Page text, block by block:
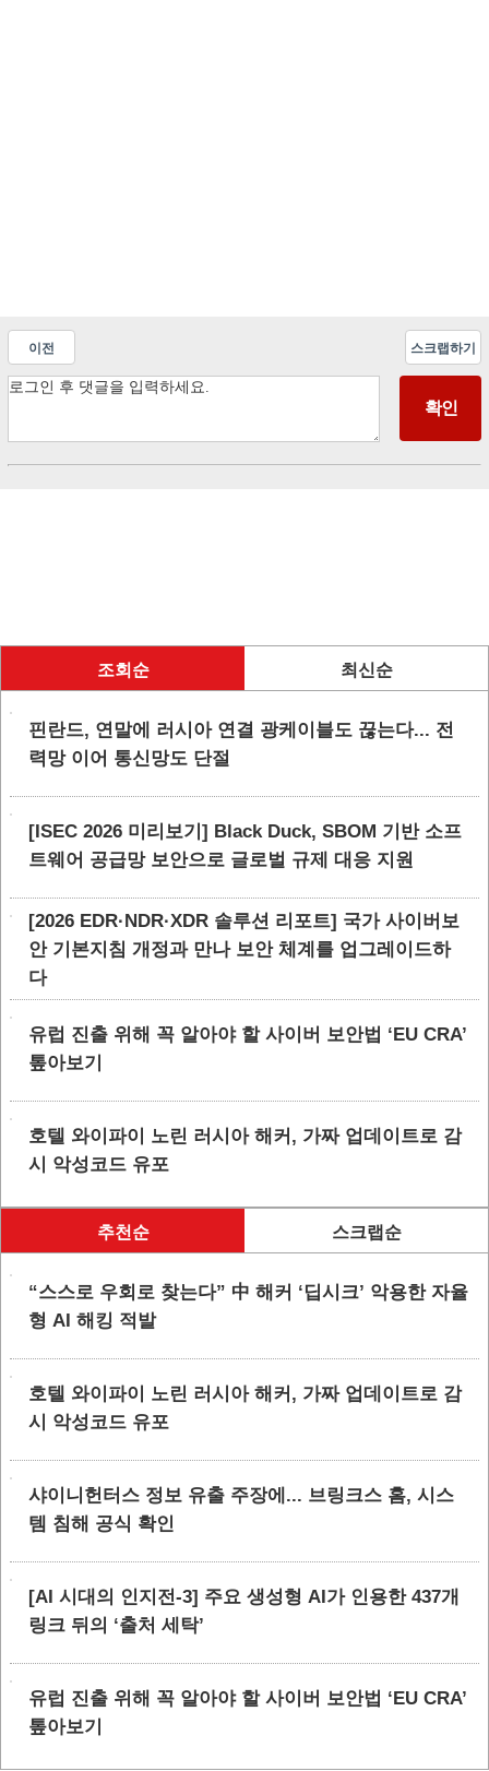
이전 스크랩하기
조회순 최신순
핀란드, 연말에 러시아 연결 광케이블도 끊는다... 전
력망 이어 통신망도 단절
[ISEC 2026 미리보기] Black Duck, SBOM 기반 소프
트웨어 공급망 보안으로 글로벌 규제 대응 지원
[2026 EDR·NDR·XDR 솔루션 리포트] 국가 사이버보
안 기본지침 개정과 만나 보안 체계를 업그레이드하
다
유럽 진출 위해 꼭 알아야 할 사이버 보안법 ‘EU CRA’
톺아보기
호텔 와이파이 노린 러시아 해커, 가짜 업데이트로 감
시 악성코드 유포
추천순 스크랩순
“스스로 우회로 찾는다” 中 해커 ‘딥시크’ 악용한 자율
형 AI 해킹 적발
호텔 와이파이 노린 러시아 해커, 가짜 업데이트로 감
시 악성코드 유포
샤이니헌터스 정보 유출 주장에... 브링크스 홈, 시스
템 침해 공식 확인
[AI 시대의 인지전-3] 주요 생성형 AI가 인용한 437개
링크 뒤의 ‘출처 세탁’
유럽 진출 위해 꼭 알아야 할 사이버 보안법 ‘EU CRA’
톺아보기